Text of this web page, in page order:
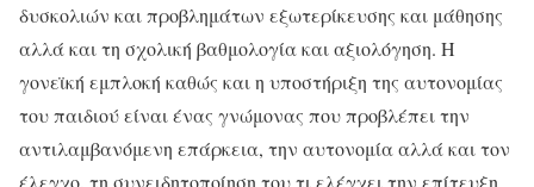
δυσκολιών και προβλημάτων εξωτερίκευσης και μάθησης
αλλά και τη σχολική βαθμολογία και αξιολόγηση. Η
γονεϊκή εμπλοκή καθώς και η υποστήριξη της αυτονομίας
του παιδιού είναι ένας γνώμονας που προβλέπει την
αντιλαμβανόμενη επάρκεια, την αυτονομία αλλά και τον
έλεγχο, τη συνειδητοποίηση του τι ελέγχει την επίτευξη